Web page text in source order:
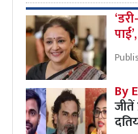
पाई’,
By
जीतें